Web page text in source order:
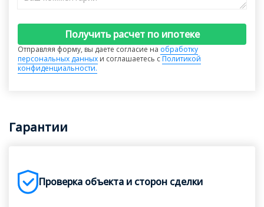
Получить расчет по ипотеке
Отправляя форму, вы даете согласие на обработку
персональных данных и соглашаетесь сПолитикой
конфиденциальности.
Гарантии
Проверка объекта и сторон сделки